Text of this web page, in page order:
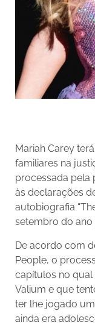
Mariah Carey
familiares na
processada pela
às declarações
autobiografia
setembro do ano
De acordo com
People, o
capítulos no qual
Valium e que
ter lhe jogado
ainda era